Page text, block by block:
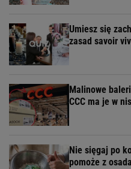
Umiesz się
zasad savoir
Malinowe
CCC ma je w
Nie sięgaj po
pomoże z